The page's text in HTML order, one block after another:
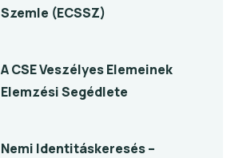
Szemle (ECSSZ)
A CSE Veszélyes Elemeinek
Elemzési Segédlete
Nemi Identitáskeresés –